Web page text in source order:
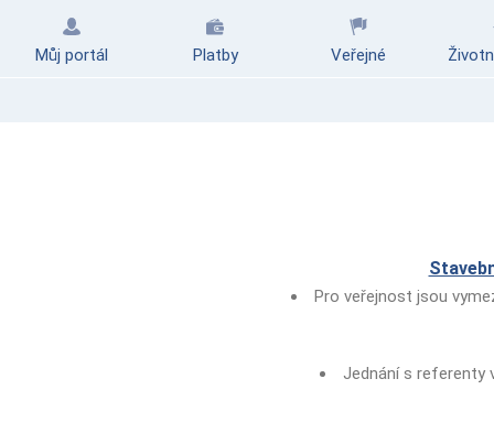
Můj portál Platby Veřejné
Pro veřejnost jsou
Jednání s referenty